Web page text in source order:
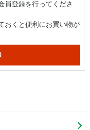
員登録を行ってくださ
おくと便利にお買い物が